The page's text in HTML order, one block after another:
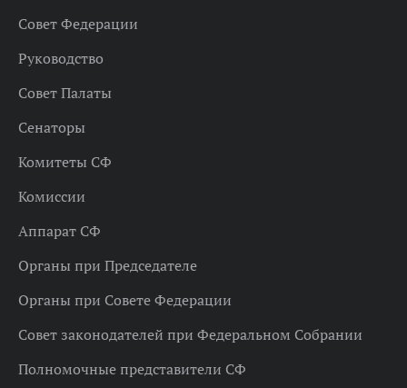
Совет Федерации
Руководство
Совет Палаты
Сенаторы
Комитеты СФ
Комиссии
Аппарат СФ
Органы при Председателе
Органы при Совете Федерации
Совет законодателей при Федеральном Собрании
Полномочные представители СФ